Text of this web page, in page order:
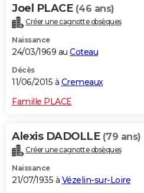
Joel PLACE (46 ans)
Créer une cagnotte obsèques
Naissance
24/03/1969 au Coteau
Décès
11/06/2015 à Cremeaux
Famille PLACE
Alexis DADOLLE (79 ans)
Créer une cagnotte obsèques
Naissance
21/07/1935 à Vézelin-sur-Loire